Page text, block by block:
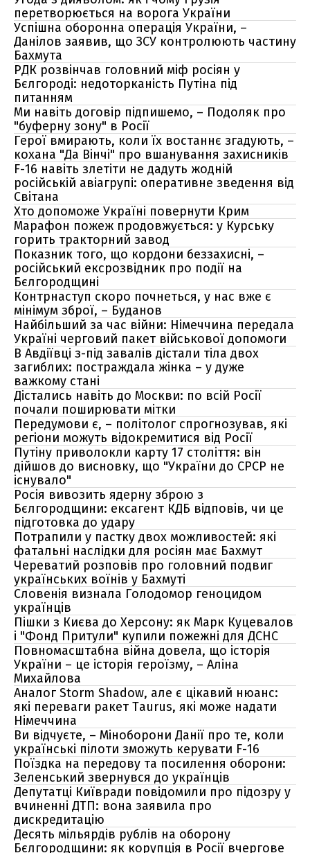
перетворюється на ворога України
Успішна оборонна операція України, –
Данілов заявив, що ЗСУ контролюють частину
Бахмута
РДК розвінчав головний міф росіян у
Бєлгороді: недоторканість Путіна під
питанням
Ми навіть договір підпишемо, – Подоляк про
"буферну зону" в Росії
Герої вмирають, коли їх востаннє згадують, –
кохана "Да Вінчі" про вшанування захисників
F-16 навіть злетіти не дадуть жодній
російській авіагрупі: оперативне зведення від
Світана
Хто допоможе Україні повернути Крим
Марафон пожеж продовжується: у Курську
горить тракторний завод
Показник того, що кордони беззахисні, –
російський ексрозвідник про події на
Бєлгородщині
Контрнаступ скоро почнеться, у нас вже є
мінімум зброї, – Буданов
Найбільший за час війни: Німеччина передала
Україні черговий пакет військової допомоги
В Авдіївці з-під завалів дістали тіла двох
загиблих: постраждала жінка – у дуже
важкому стані
Дістались навіть до Москви: по всій Росії
почали поширювати мітки
Передумови є, – політолог спрогнозував, які
регіони можуть відокремитися від Росії
Путіну приволокли карту 17 століття: він
дійшов до висновку, що "України до СРСР не
існувало"
Росія вивозить ядерну зброю з
Бєлгородщини: ексагент КДБ відповів, чи це
підготовка до удару
Потрапили у пастку двох можливостей: які
фатальні наслідки для росіян має Бахмут
Череватий розповів про головний подвиг
українських воїнів у Бахмуті
Словенія визнала Голодомор геноцидом
українців
Пішки з Києва до Херсону: як Марк Куцевалов
і "Фонд Притули" купили пожежні для ДСНС
Повномасштабна війна довела, що історія
України – це історія героїзму, – Аліна
Михайлова
Аналог Storm Shadow, але є цікавий нюанс:
які переваги ракет Taurus, які може надати
Німеччина
Ви відчуєте, – Міноборони Данії про те, коли
українські пілоти зможуть керувати F-16
Поїздка на передову та посилення оборони:
Зеленський звернувся до українців
Депутатці Київради повідомили про підозру у
вчиненні ДТП: вона заявила про
дискредитацію
Десять мільярдів рублів на оборону
Бєлгородщини: як корупція в Росії вчергове